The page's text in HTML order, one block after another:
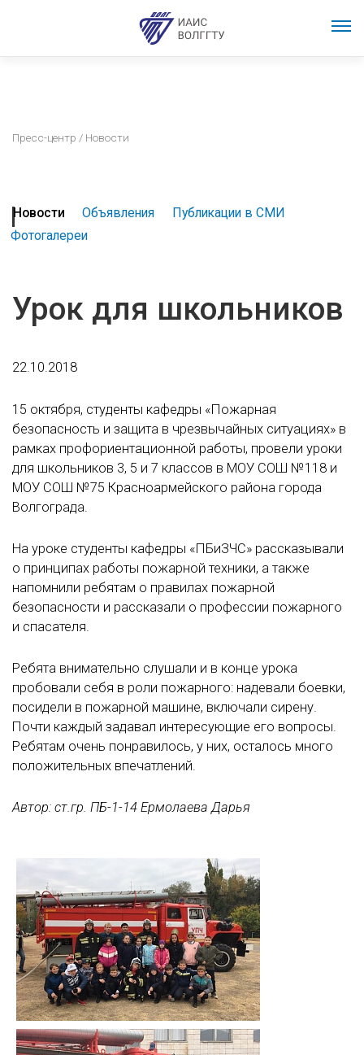
Пресс-центр / Новости
Новости Объявления
Публикации в СМИ
Фотогалереи
Урок для школьников
22.10.2018
15 октября, студенты кафедры «Пожарная
безопасность и защита в чрезвычайных ситуациях» в
рамках профориентационной работы, провели уроки
для школьников 3, 5 и 7 классов в МОУ СОШ №118 и
МОУ СОШ №75 Красноармейского района города
Волгограда.
На уроке студенты кафедры «ПБиЗЧС» рассказывали
о принципах работы пожарной техники, а также
напомнили ребятам о правилах пожарной
безопасности и рассказали о профессии пожарного
и спасателя.
Ребята внимательно слушали и в конце урока
пробовали себя в роли пожарного: надевали боевки,
посидели в пожарной машине, включали сирену.
Почти каждый задавал интересующие его вопросы.
Ребятам очень понравилось, у них, осталось много
положительных впечатлений.
Автор: ст.гр. ПБ-1-14 Ермолаева Дарья